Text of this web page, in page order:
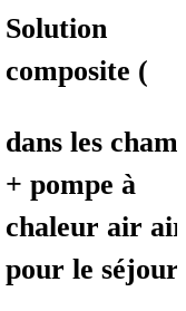
Solution
composite (
dans les
+ pompe à
chaleur air air
pour le